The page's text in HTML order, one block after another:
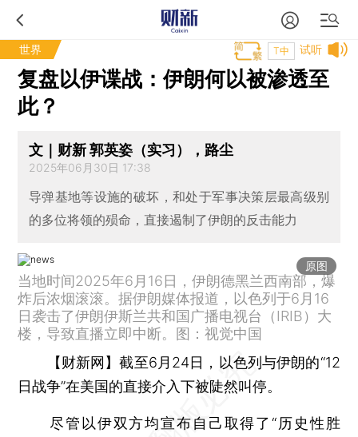
世界 试听
T中
复盘以伊谍战：伊朗何以被渗透至
此？
文｜财新 郭英姿（实习），路尘
2025年06月30日 17:38
导弹基地等设施的破坏，和处于军事决策层最高级别
的多位将领的殒命，直接遏制了伊朗的反击能力
原图
当地时间2025年6月16日，伊朗德黑兰西南部，爆
炸后浓烟滚滚。据伊朗媒体报道，以色列于6月16
日袭击了伊朗伊斯兰共和国广播电视台（IRIB）大
楼，导致直播立即中断。图：视觉中国
【财新网】截至6月24日，以色列与伊朗的“12
日战争”在美国的直接介入下被陡然叫停。
尽管以伊双方均宣布自己取得了“历史性胜